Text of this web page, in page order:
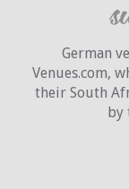
German
Venues.com,
their South
by